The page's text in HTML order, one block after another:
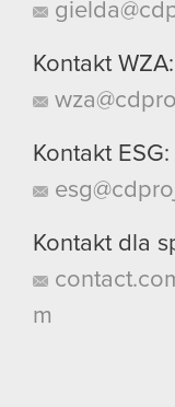
Kontakt WZA:
Kontakt ESG:
Kontakt dla
m